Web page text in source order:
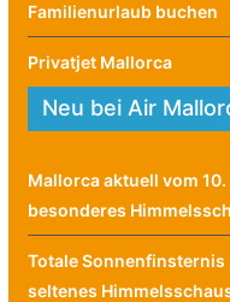
Familienurlaub buchen
Privatjet Mallorca
Neu bei Air
Mallorca aktuell vom
besonderes
Totale
seltenes